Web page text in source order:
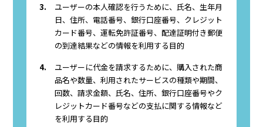
3.
ユーザーの本人確認を行うために、氏名、生年月
日、住所、電話番号、銀行口座番号、クレジット
カード番号、運転免許証番号、配達証明付き郵便
の到達結果などの情報を利用する目的
4.
ユーザーに代金を請求するために、購入された商
品名や数量、利用されたサービスの種類や期間、
回数、請求金額、氏名、住所、銀行口座番号やク
レジットカード番号などの支払に関する情報など
を利用する目的